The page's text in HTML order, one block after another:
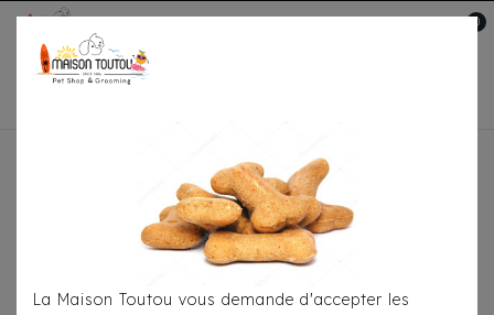
0
Toutou® Handmade
Le Sac Kangourou,
Sac Messsenger
Sac À Repli Simili Bleu Dots
La Maison Toutou vous demande d'accepter les